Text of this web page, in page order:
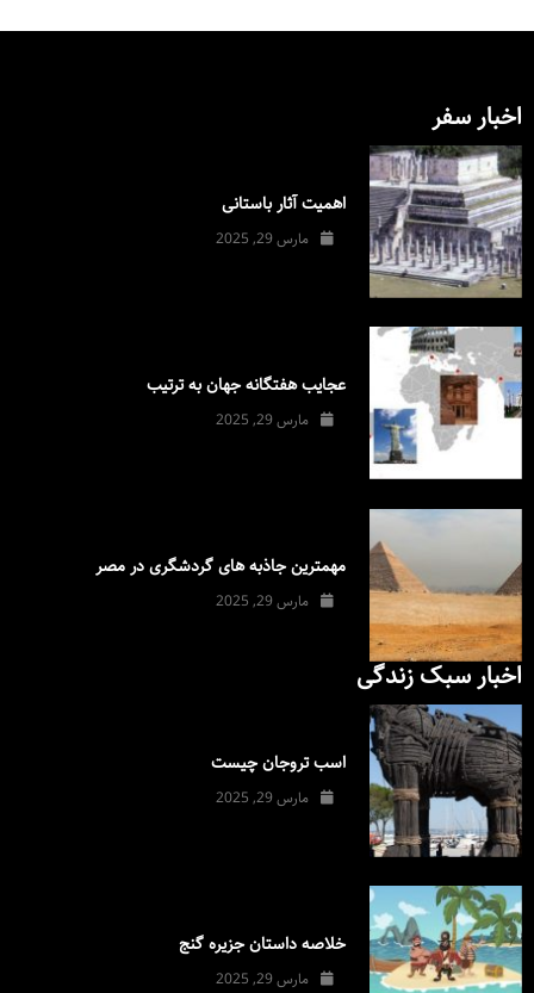
اخبار سفر
اهمیت آثار باستانی
مارس 29, 2025
عجایب هفتگانه جهان به ترتیب
مارس 29, 2025
مهمترین جاذبه های گردشگری در مصر
مارس 29, 2025
اخبار سبک زندگی
اسب تروجان چیست
مارس 29, 2025
خلاصه داستان جزیره گنج
مارس 29, 2025